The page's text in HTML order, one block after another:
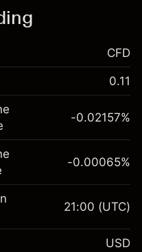
pour le
CFD
0.11
-0.02157%
-0.00065%
21:00 (UTC)
USD